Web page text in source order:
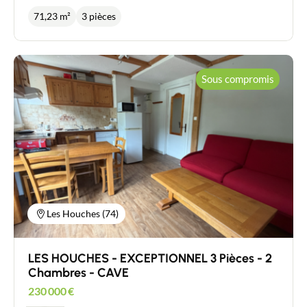
Contacter un conseiller
Estimer/Vendre
Acheter
Recrutement
sécurisé par badge vigik, il comprend un hall
d'entrée avec placards, un beau séjour de 27 m²
avec loggia attenante. La partie nuit comprend un
dégagement avec placard qui dessert 2 chambres
avec un joli parquet, une salle d'eau et un wc
complète ce bien. Pour tout renseignement
complémentaire ou pour une visite contactez
Stéphanie Couillandeau au 06.08.04.02.27,
mandataire immobilier New Deal Immobilier
inscrit au RSAC de Chambéry no881 196 183. Les
informations sur les risques auxquels ce bien est
exposé sont disponibles sur le site Géorisques :
www.georisques.gouv.fr
71,23 m² 3 pièces
Les Houches (74)
Sous compromis
LES HOUCHES - EXCEPTIONNEL 3 Pièces - 2
Chambres - CAVE
230 000€